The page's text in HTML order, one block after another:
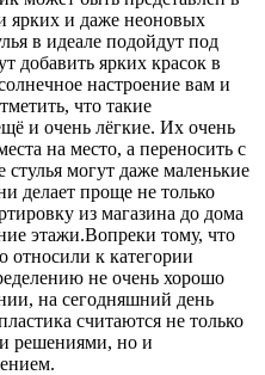
ярких и даже неоновых
в идеале подойдут под
добавить ярких красок в
настроение вам и
что такие
и очень лёгкие. Их очень
на место, а переносить с
могут даже маленькие
делает проще не только
из магазина до дома
этажи.Вопреки тому, что
относили к категории
не очень хорошо
на сегодняшний день
считаются не только
решениями, но и